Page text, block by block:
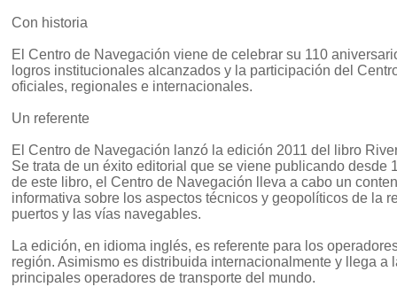
Con historia
El Centro de Navegación viene de celebrar su 110
logros institucionales alcanzados y la participación del
oficiales, regionales e internacionales.
Un referente
El Centro de Navegación lanzó la edición 2011 del libro
Se trata de un éxito editorial que se viene publicando desde
de este libro, el Centro de Navegación lleva a cabo un
informativa sobre los aspectos técnicos y geopolíticos de la
puertos y las vías navegables.
La edición, en idioma inglés, es referente para los
región. Asimismo es distribuida internacionalmente y llega a
principales operadores de transporte del mundo.